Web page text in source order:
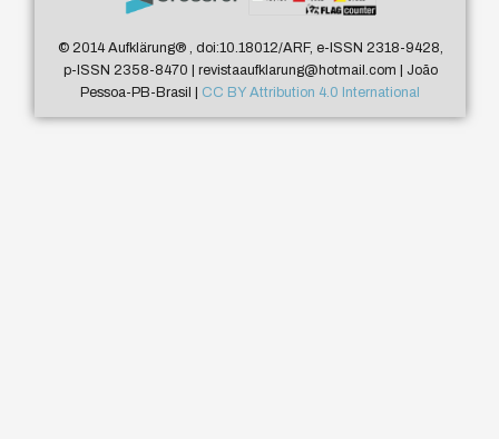
© 2014 Aufklärung®, doi:10.18012/ARF, e-ISSN 2318-9428,
p-ISSN 2358-8470 | revistaaufklarung@hotmail.com | João
Pessoa-PB-Brasil | CC BY Attribution 4.0 International